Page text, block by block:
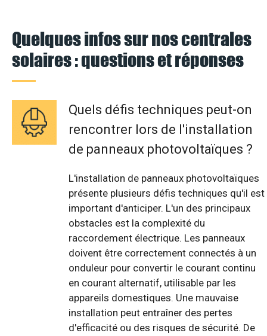
Quelques infos sur nos centrales
solaires : questions et réponses
Quels défis techniques peut-on
rencontrer lors de l'installation
de panneaux photovoltaïques ?
L'installation de panneaux photovoltaïques
présente plusieurs défis techniques qu'il est
important d'anticiper. L'un des principaux
obstacles est la complexité du
raccordement électrique. Les panneaux
doivent être correctement connectés à un
onduleur pour convertir le courant continu
en courant alternatif, utilisable par les
appareils domestiques. Une mauvaise
installation peut entraîner des pertes
d'efficacité ou des risques de sécurité. De